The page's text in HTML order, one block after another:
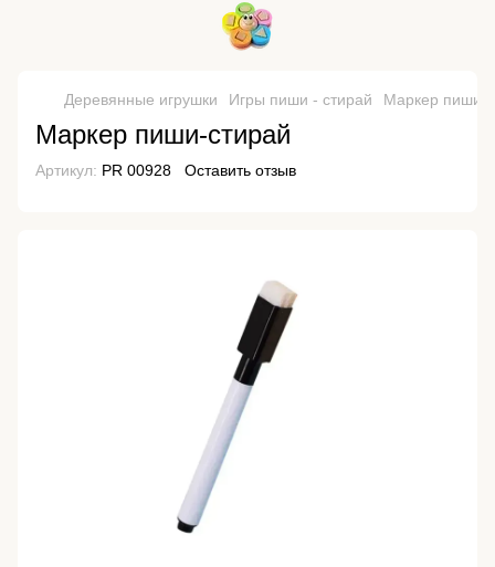
Деревянные игрушки Игры пиши - стирай Маркер пиши-
Маркер пиши-стирай
Артикул: PR 00928 Оставить отзыв